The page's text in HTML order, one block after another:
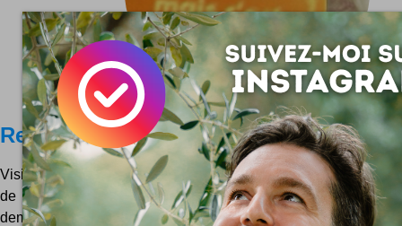
Revendicart
Vision amusante et amusée des périls de la vie, Revendicart
de la gueulante sur sticker. Dit comme ça, c'est pas clair.
demandé de tout vous raconter ! :)